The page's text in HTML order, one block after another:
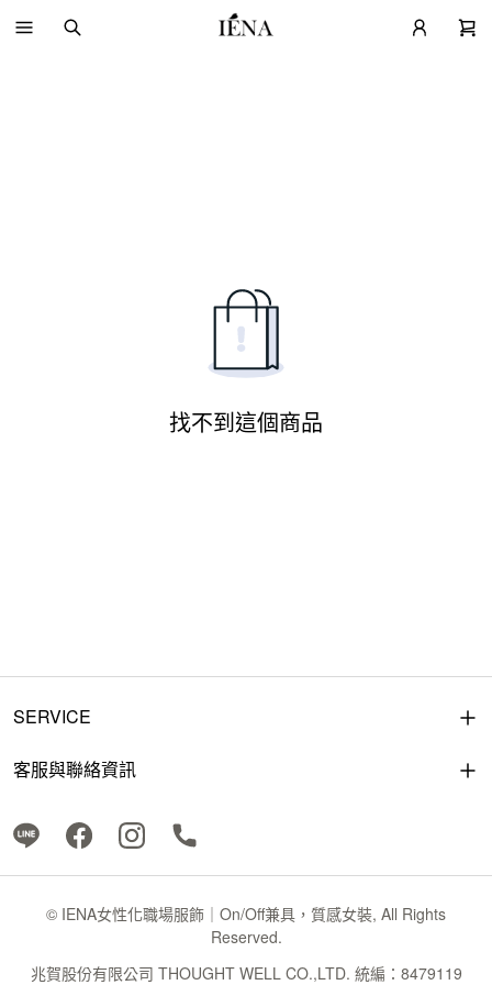
找不到這個商品
SERVICE
客服與聯絡資訊
© IENA女性化職場服飾｜On/Off兼具，質感女裝, All Rights
Reserved.
兆賀股份有限公司 THOUGHT WELL CO.,LTD. 統編：8479119